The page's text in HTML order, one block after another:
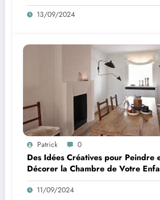
13/09/2024
Patrick 0
Des Idées Créatives pour Peindre
Décorer la Chambre de Votre
11/09/2024